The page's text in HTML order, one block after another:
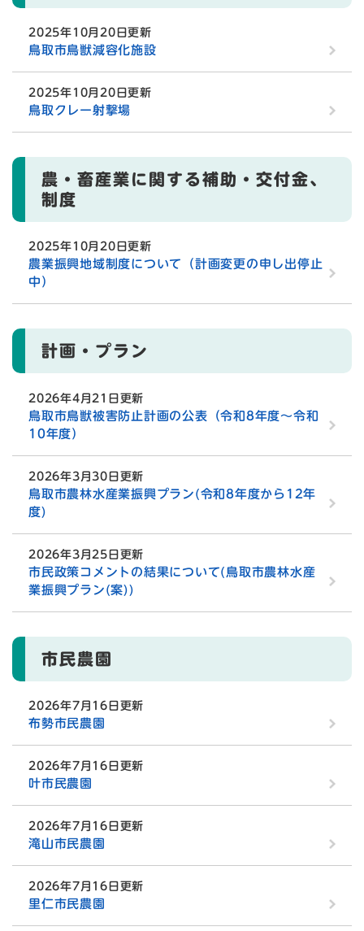
2025年10月20日更新
鳥取市鳥獣減容化施設
2025年10月20日更新
鳥取クレー射撃場
農・畜産業に関する補助・交付金、
制度
2025年10月20日更新
農業振興地域制度について（計画変更の申し出停止
中）
計画・プラン
2026年4月21日更新
鳥取市鳥獣被害防止計画の公表（令和8年度～令和
10年度）
2026年3月30日更新
鳥取市農林水産業振興プラン(令和8年度から12年
度)
2026年3月25日更新
市民政策コメントの結果について(鳥取市農林水産
業振興プラン(案))
市民農園
2026年7月16日更新
布勢市民農園
2026年7月16日更新
叶市民農園
2026年7月16日更新
滝山市民農園
2026年7月16日更新
里仁市民農園